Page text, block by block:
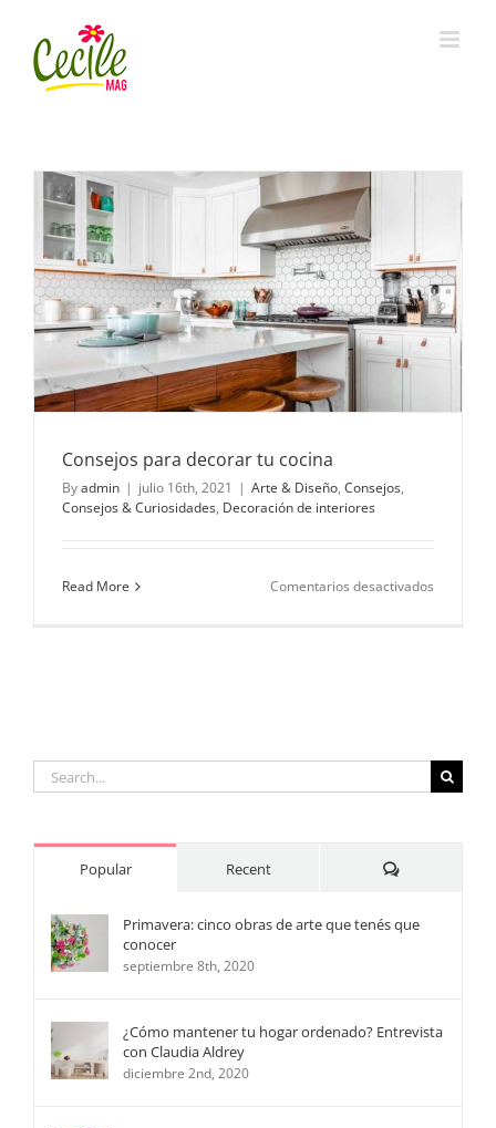
content
Consejos para decorar tu cocina
Byadmin | julio 16th, 2021 | Arte & Diseño, Consejos,
Consejos & Curiosidades, Decoración de interiores
Read More Comentarios desactivados
Search
for:
Popular Recent Comments
Primavera: cinco obras de arte que tenés que
conocer
septiembre 8th, 2020
¿Cómo mantener tu hogar ordenado? Entrevista
con Claudia Aldrey
diciembre 2nd, 2020